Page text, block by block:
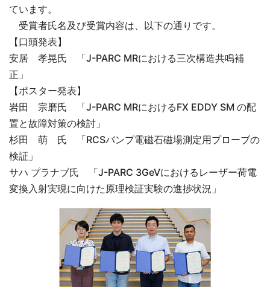
ています。
受賞者氏名及び受賞内容は、以下の通りです。
【口頭発表】
安居 孝晃氏 「J-PARC MRにおける三次構造共鳴補
正」
【ポスター発表】
岩田 宗磨氏 「J-PARC MRにおけるFX EDDY SM の配
置と故障対策の検討」
杉田 萌 氏 「RCSバンプ電磁石磁場測定用プローブの
検証」
サハ プラナブ氏 「J-PARC 3GeVにおけるレーザー荷電
変換入射実現に向けた原理検証実験の進捗状況」